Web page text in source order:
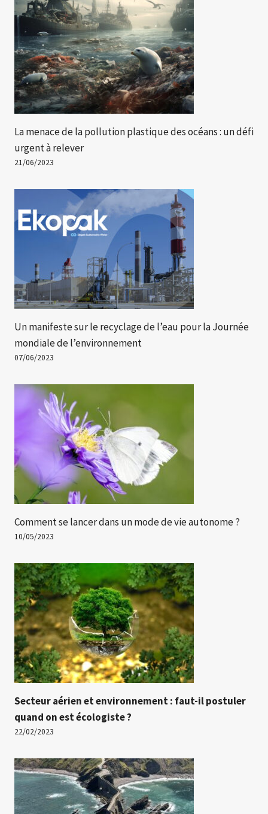
La menace de la pollution plastique des océans : un défi
urgent à relever
21/06/2023
Un manifeste sur le recyclage de l’eau pour la Journée
mondiale de l’environnement
07/06/2023
Comment se lancer dans un mode de vie autonome ?
10/05/2023
Secteur aérien et environnement : faut-il postuler
quand on est écologiste ?
22/02/2023